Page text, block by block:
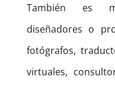
También es
diseñadores o
fotógrafos,
virtuales,